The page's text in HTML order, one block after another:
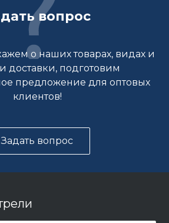
вопрос
о наших товарах, видах и
доставки, подготовим
предложение для оптовых
клиентов!
Задать вопрос